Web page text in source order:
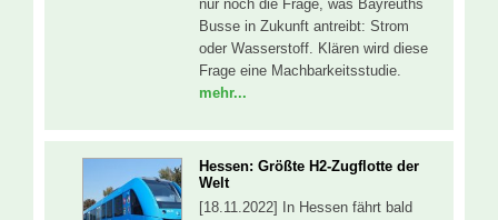
nur noch die Frage, was Bayreuths
Busse in Zukunft antreibt: Strom
oder Wasserstoff. Klären wird diese
Frage eine Machbarkeitsstudie.
mehr...
Hessen: Größte H2-Zugflotte der
Welt
[18.11.2022] In Hessen fährt bald